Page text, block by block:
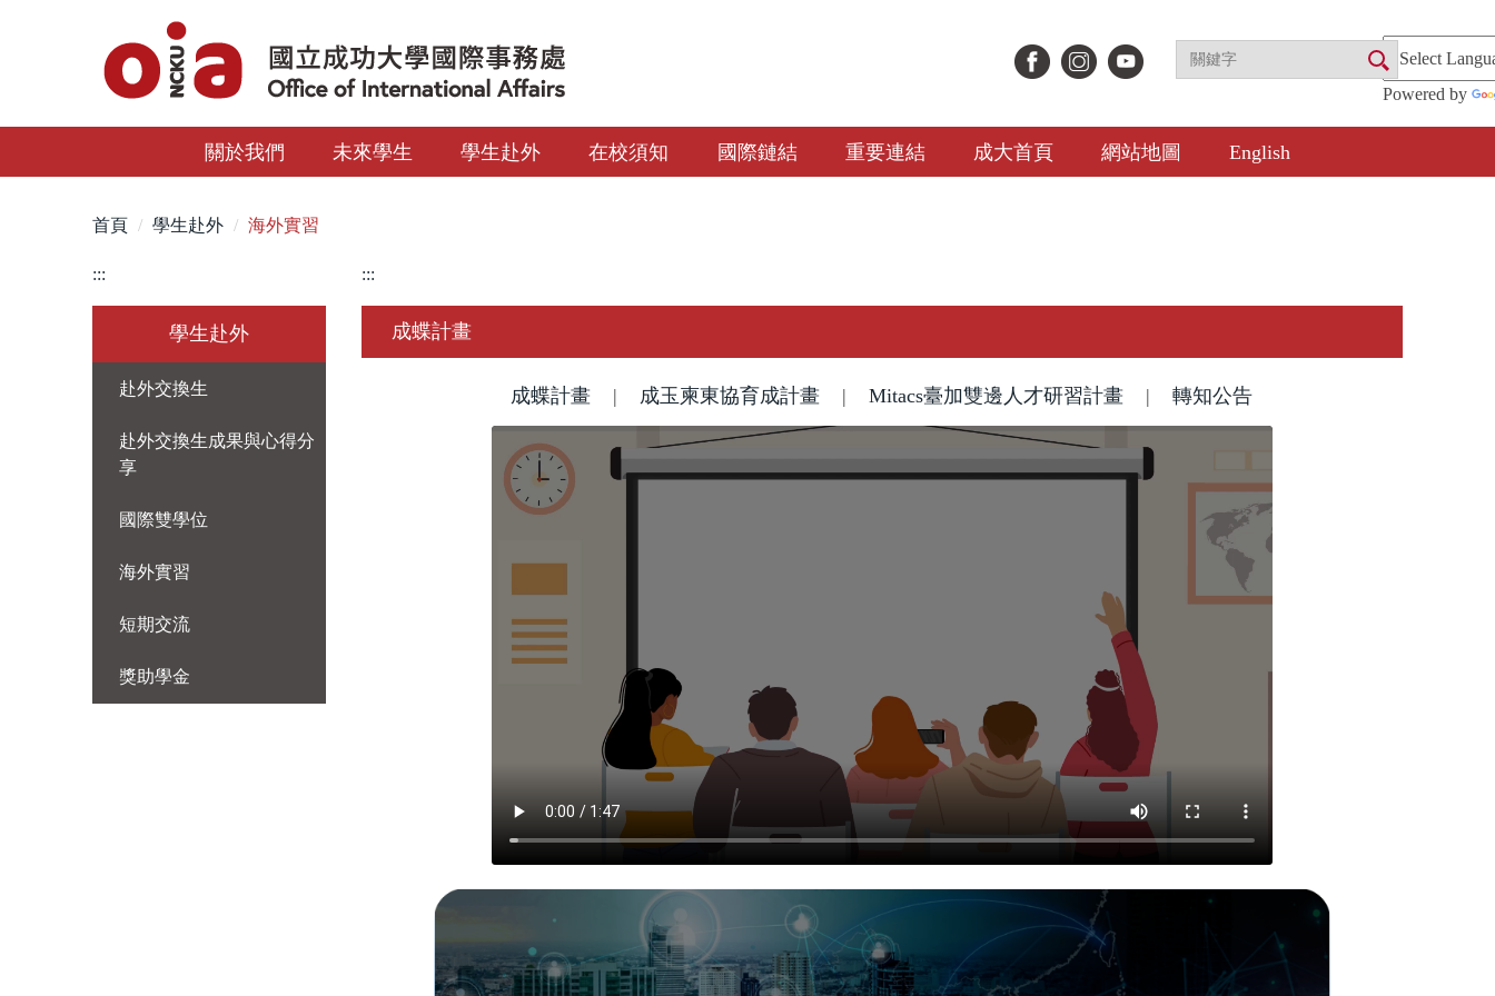
內
區
Powered by
關於我們 未來學生 學生赴外 在校須知 國際鏈結 重要連結 成大首頁 網站地圖 English
首頁 學生赴外 海外實習
:::
學生赴外
赴外交換生
赴外交換生成果與心得分
享
國際雙學位
海外實習
短期交流
獎助學金
:::
成蝶計畫
成蝶計畫 | 成玉柬東協育成計畫 |Mitacs臺加雙邊人才研習計畫 |轉知公告